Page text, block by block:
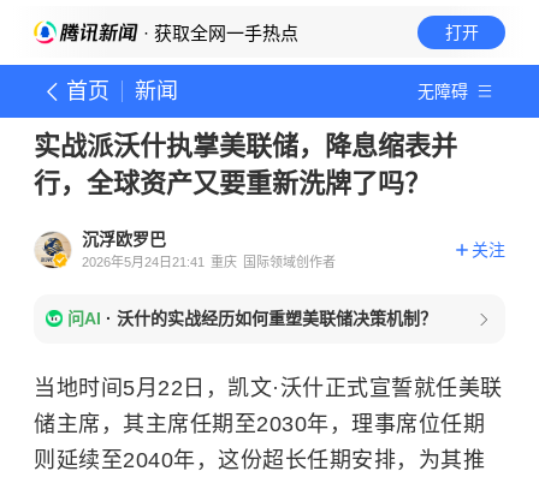
· 获取全网一手热点 打开
首页 新闻 无障碍
实战派沃什执掌美联储，降息缩表并
行，全球资产又要重新洗牌了吗？
沉浮欧罗巴
2026年5月24日21:41 重庆 国际领域创作者
关注
问AI · 沃什的实战经历如何重塑美联储决策机制？
当地时间5月22日，凯文·沃什正式宣誓就任美联
储主席，其主席任期至2030年，理事席位任期
则延续至2040年，这份超长任期安排，为其推